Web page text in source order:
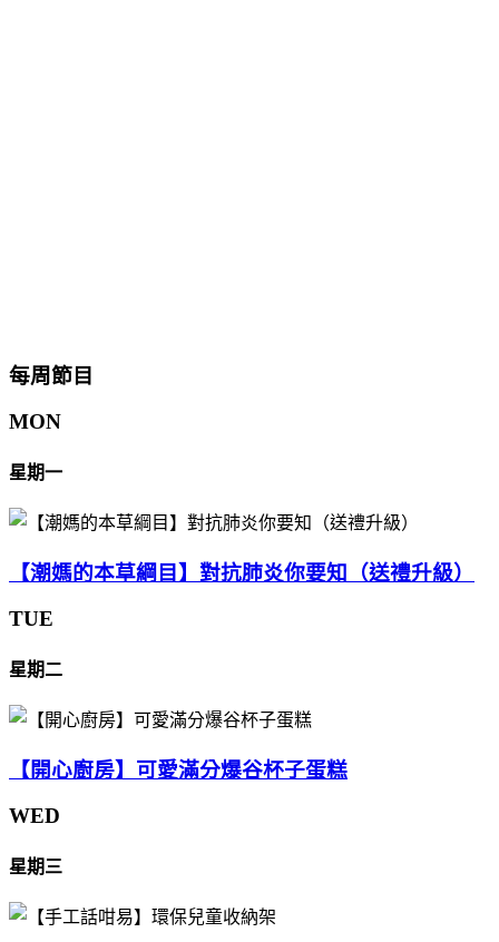
每周節目
MON
星期一
【潮媽的本草綱目】對抗肺炎你要知（送禮升級）
TUE
星期二
【開心廚房】可愛滿分爆谷杯子蛋糕
WED
星期三